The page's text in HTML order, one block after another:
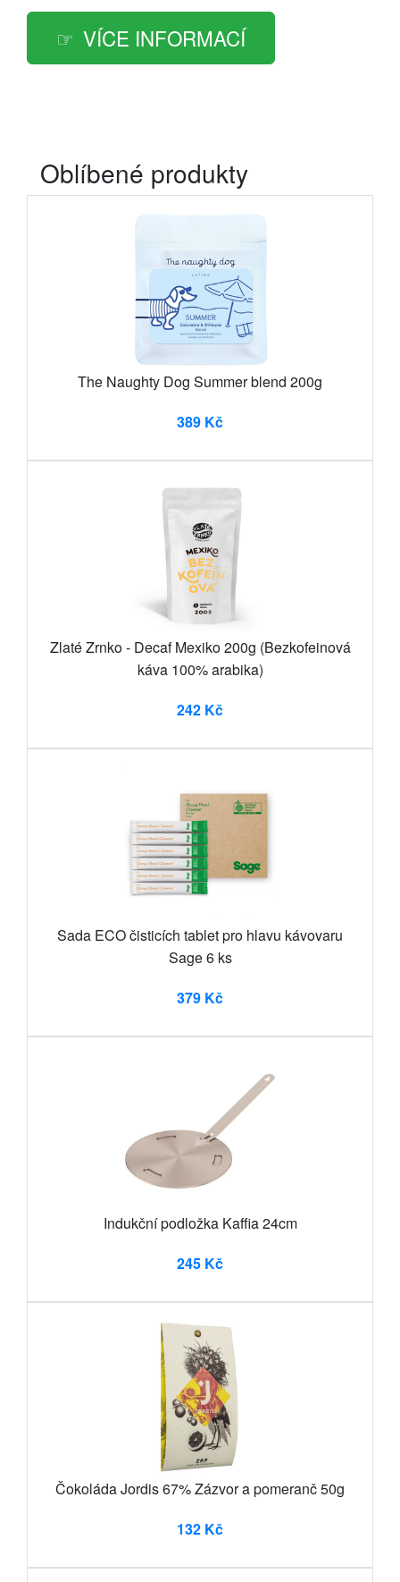
VÍCE INFORMACÍ
Oblíbené produkty
The Naughty Dog Summer blend 200g
389 Kč
Zlaté Zrnko - Decaf Mexiko 200g (Bezkofeinová
káva 100% arabika)
242 Kč
Sada ECO čisticích tablet pro hlavu kávovaru
Sage 6 ks
379 Kč
Indukční podložka Kaffia 24cm
245 Kč
Čokoláda Jordis 67% Zázvor a pomeranč 50g
132 Kč